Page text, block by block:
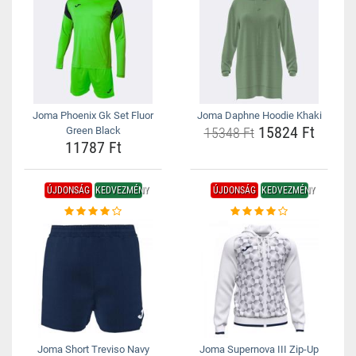
Joma Phoenix Gk Set Fluor
Green Black
11787 Ft
Joma Daphne Hoodie Khaki
15348 Ft15824 Ft
ÚJDONSÁG KEDVEZMÉNY
Joma Short Treviso Navy
ÚJDONSÁG KEDVEZMÉNY
Joma Supernova III Zip-Up